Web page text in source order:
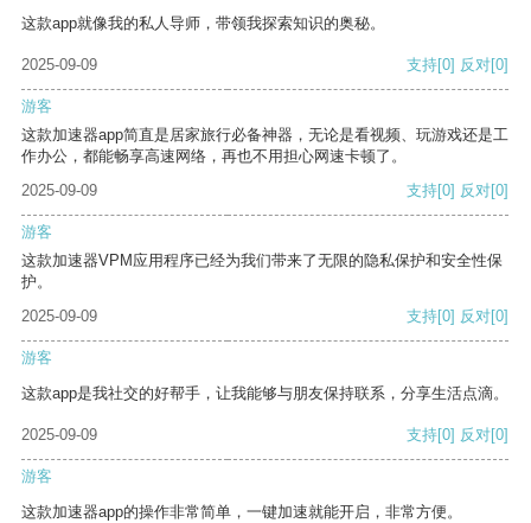
这款app就像我的私人导师，带领我探索知识的奥秘。
2025-09-09 支持[0] 反对[0]
游客
这款加速器app简直是居家旅行必备神器，无论是看视频、玩游戏还是工
作办公，都能畅享高速网络，再也不用担心网速卡顿了。
2025-09-09
支持[0] 反对[0]
游客
这款加速器VPM应用程序已经为我们带来了无限的隐私保护和安全性保
护。
2025-09-09
支持[0] 反对[0]
游客
这款app是我社交的好帮手，让我能够与朋友保持联系，分享生活点滴。
2025-09-09 支持[0] 反对[0]
游客
这款加速器app的操作非常简单，一键加速就能开启，非常方便。